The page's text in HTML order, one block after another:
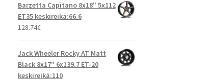
Barzetta Capitano 8x18" 5x112
ET35 keskireikä:66.6
128.74€
Jack Wheeler Rocky AT Matt
Black 8x17" 6x139.7 ET-20
keskireikä:110